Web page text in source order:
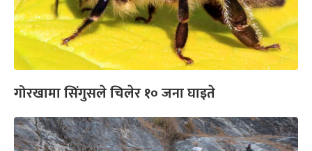
गोरखामा सिंगुसले चिलेर १० जना घाइते